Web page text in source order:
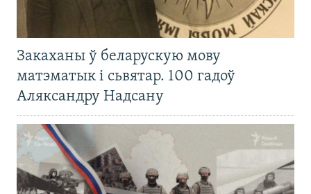
Закаханы ў беларускую мову
матэматык і сьвятар. 100 гадоў
Аляксандру Надсану